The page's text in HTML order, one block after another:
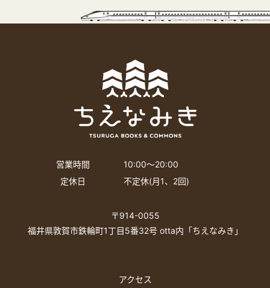
営業時間
10:00〜20:00
定休日
不定休(月1、2回)
〒914-0055
福井県敦賀市鉄輪町1丁目5番32号 otta内「ちえなみき」
アクセス